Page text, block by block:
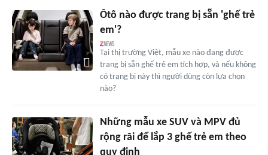
Ôtô nào được trang bị sẵn 'ghế trẻ
em'?
Tại thị trường Việt, mẫu xe nào đang được
trang bị sẵn ghế trẻ em tích hợp, và nếu không
có trang bị này thì người dùng còn lựa chọn
nào?
Những mẫu xe SUV và MPV đủ
rộng rãi để lắp 3 ghế trẻ em theo
quy định